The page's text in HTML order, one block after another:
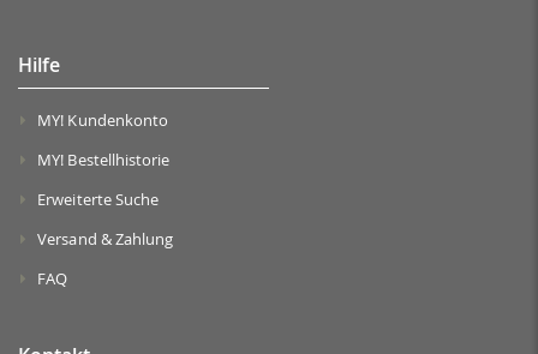
Hilfe
MY! Kundenkonto
MY! Bestellhistorie
Erweiterte Suche
Versand & Zahlung
FAQ